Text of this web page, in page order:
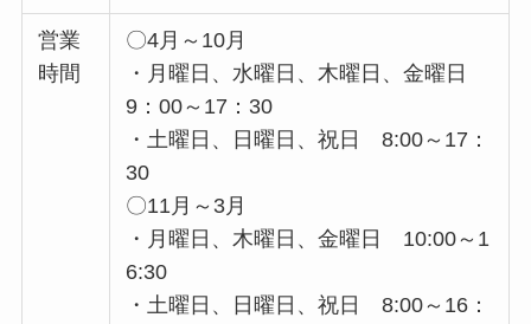
営業
時間
〇4月～10月
・月曜日、水曜日、木曜日、金曜日
9：00～17：30
・土曜日、日曜日、祝日 8:00～17：
30
〇11月～3月
・月曜日、木曜日、金曜日 10:00～1
6:30
・土曜日、日曜日、祝日 8:00～16：